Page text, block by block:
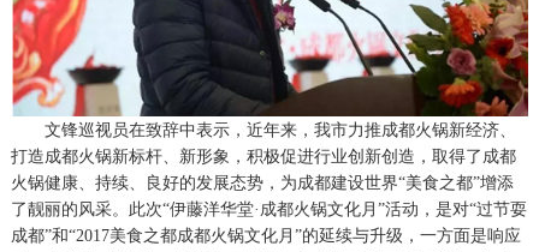
文锋巡视员在致辞中表示，近年来，我市力推成都火锅新经济、
打造成都火锅新标杆、新形象，积极促进行业创新创造，取得了成都
火锅健康、持续、良好的发展态势，为成都建设世界“美食之都”增添
了靓丽的风采。此次“伊藤洋华堂·成都火锅文化月”活动，是对“过节耍
成都”和“2017美食之都成都火锅文化月”的延续与升级，一方面是响应